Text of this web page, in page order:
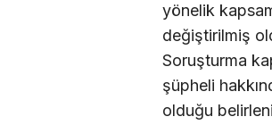
yönelik
değiştirilmiş
Soruşturma
şüpheli
olduğu